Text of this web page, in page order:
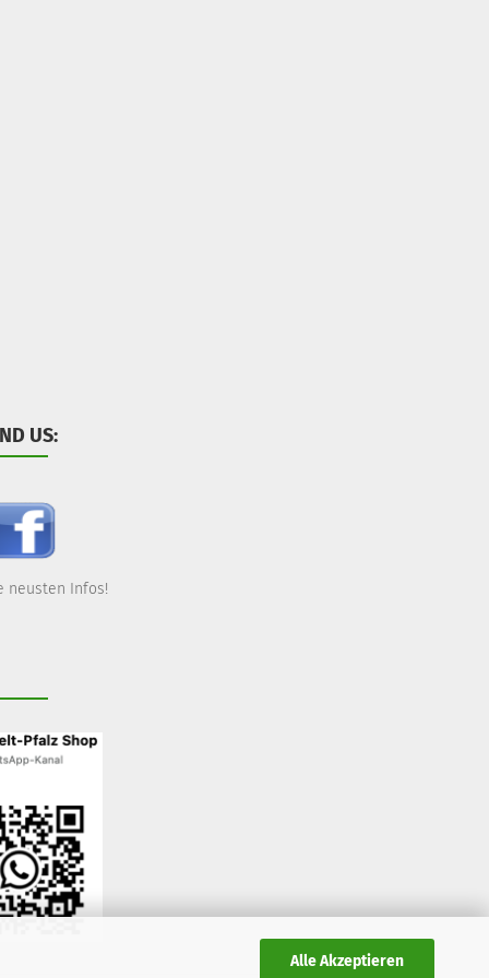
Alle Akzeptieren
US:
neusten Infos!